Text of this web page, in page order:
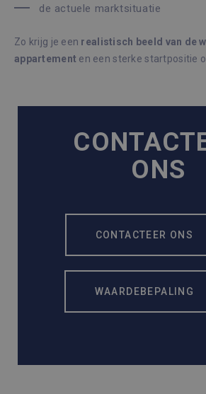
de actuele marktsituatie
Zo krijg je een realistisch beeld van de
appartement en een sterke startpositie
ONS
CONTACTEER ONS
WAARDEBEPALING